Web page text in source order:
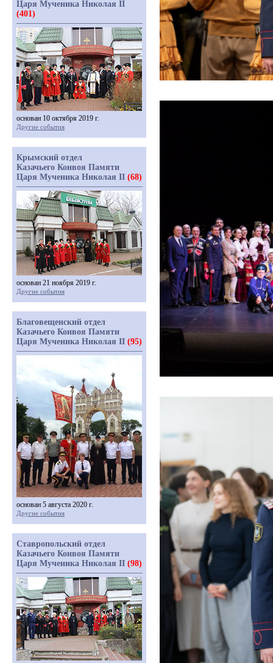
Царя Мученика Николая II
(401)
основан 10 октября 2019 г.
Другие события
Крымский отдел
Казачьего Конвоя Памяти
Царя Мученика Николая II (68)
основан 21 ноября 2019 г.
Другие события
Благовещенский отдел
Казачьего Конвоя Памяти
Царя Мученика Николая II (95)
основан 5 августа 2020 г.
Другие события
Ставропольский отдел
Казачьего Конвоя Памяти
Царя Мученика Николая II (98)